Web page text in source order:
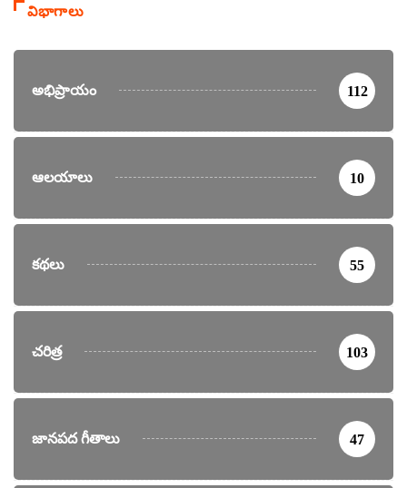
విభాగాలు
అభిప్రాయం 112
ఆలయాలు 10
కథలు 55
చరిత్ర 103
జానపద గీతాలు 47